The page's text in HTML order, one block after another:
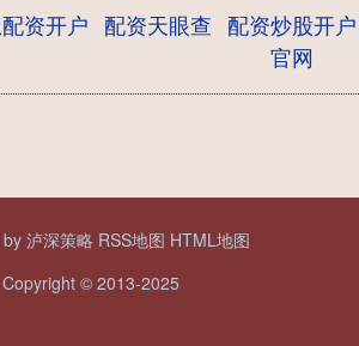
资开户 配资天眼查 配资炒股开户
官网
泸深策略 RSS地图 HTML地图
Copyright © 2013-2025